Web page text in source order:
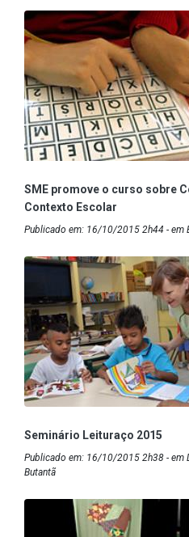
SME promove o curso sobre
Contexto Escolar
Publicado em: 16/10/2015 2h44 - em
Seminário Leituraço 2015
Publicado em: 16/10/2015 2h38 - em
Butantã